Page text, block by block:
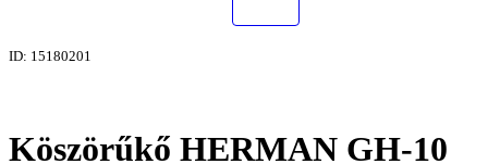
ID: 15180201
Köszörűkő HERMAN GH-10